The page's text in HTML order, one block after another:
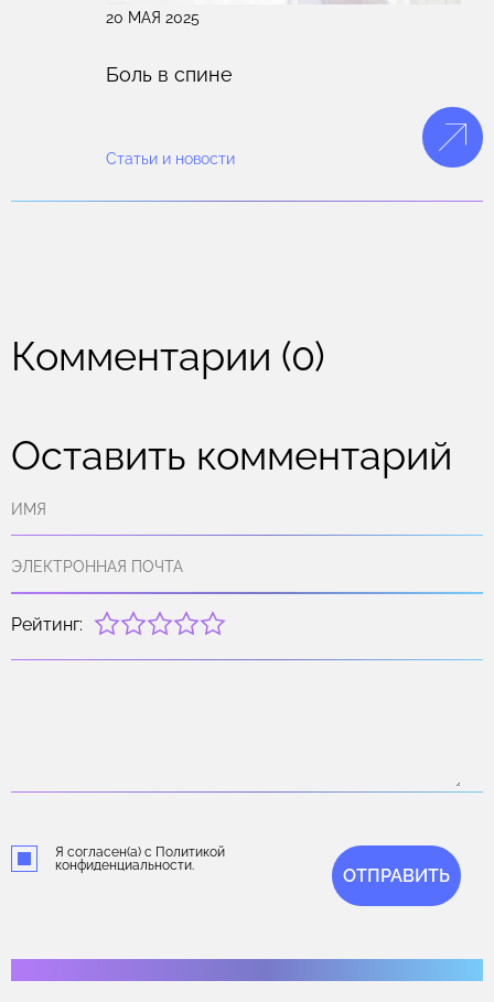
20 МАЯ 2025
Боль в спине
Статьи и новости
Комментарии (0)
Оставить комментарий
Рейтинг:
Я согласен(а) с Политикой
конфиденциальности.
ОТПРАВИТЬ